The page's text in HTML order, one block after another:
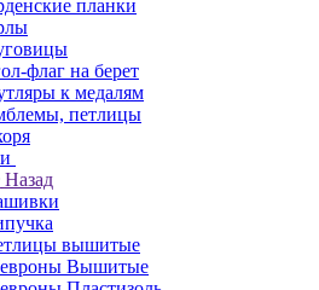
планки
флаг на берет
к медалям
петлицы
Назад
вышитые
Вышитые